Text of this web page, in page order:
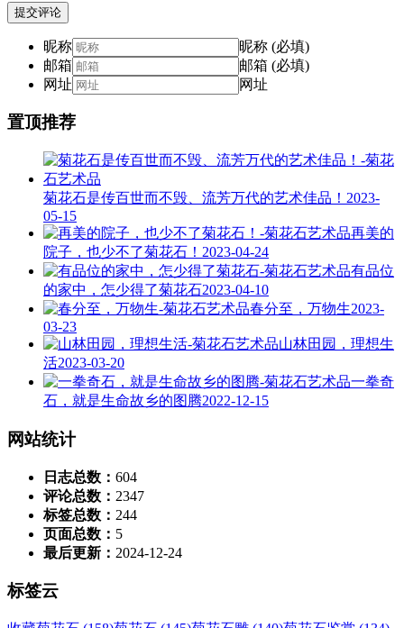
提交评论
昵称
昵称 (必填)
邮箱
邮箱 (必填)
网址
网址
置顶推荐
菊花石是传百世而不毁、流芳万代的艺术佳品！ 2023-
05-15
再美的
院子，也少不了菊花石！ 2023-04-24
有品位
的家中，怎少得了菊花石2023-04-10
春分至，万物生2023-
03-23
山林田园，理想生
活2023-03-20
一拳奇
石，就是生命故乡的图腾2022-12-15
网站统计
日志总数： 604
评论总数： 2347
标签总数： 244
页面总数： 5
最后更新： 2024-12-24
标签云